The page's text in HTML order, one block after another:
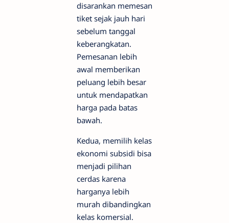
disarankan memesan
tiket sejak jauh hari
sebelum tanggal
keberangkatan.
Pemesanan lebih
awal memberikan
peluang lebih besar
untuk mendapatkan
harga pada batas
bawah.
Kedua, memilih kelas
ekonomi subsidi bisa
menjadi pilihan
cerdas karena
harganya lebih
murah dibandingkan
kelas komersial.